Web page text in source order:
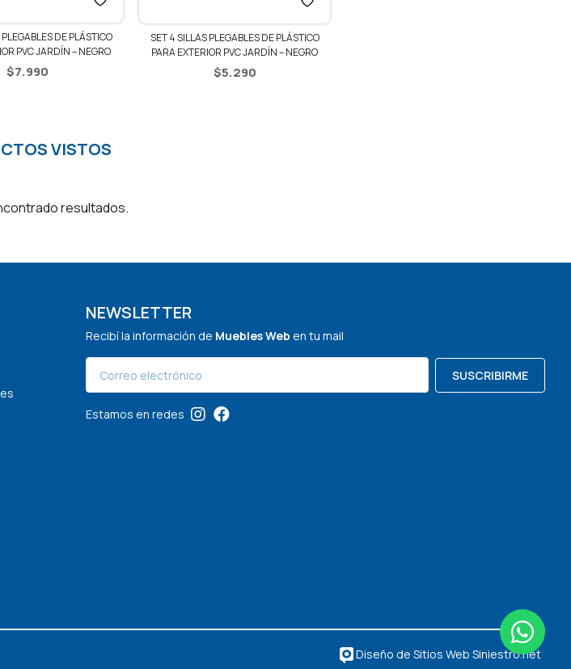
DE PLÁSTICO
JARDÍN – NEGRO
SET 4 SILLAS PLEGABLES DE PLÁSTICO
PARA EXTERIOR PVC JARDÍN – NEGRO
5.290
VISTOS
resultados.
NEWSLETTER
Recibí la información de Muebles Web en tu mail
SUSCRIBIRME
Estamos en redes
Diseño de Sitios Web Siniestro.net